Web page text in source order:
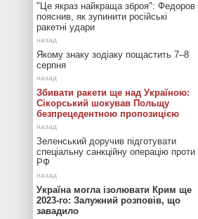
"Це якраз найкраща зброя": Федоров
пояснив, як зупинити російські
ракетні удари
Якому знаку зодіаку пощастить 7–8
серпня
Збивати ракети ще над Україною:
Сікорський шокував Польщу
безпрецедентною пропозицією
Зеленський доручив підготувати
спеціальну санкційну операцію проти
РФ
Україна могла ізолювати Крим ще
2023-го: Залужний розповів, що
завадило